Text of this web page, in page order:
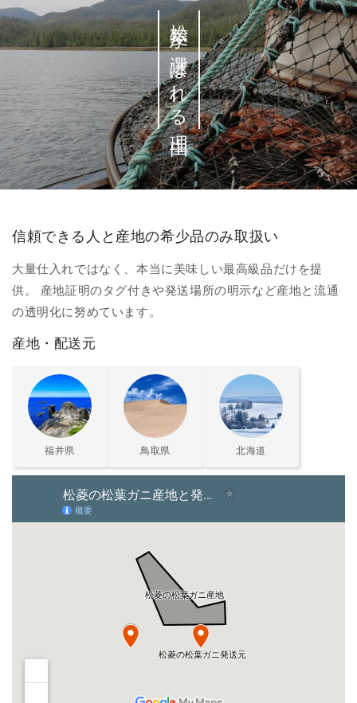
松菱が選ばれる理由
信頼できる人と産地の希少品のみ取扱い
大量仕入れではなく、本当に美味しい最高級品だけを提
供。 産地証明のタグ付きや発送場所の明示など産地と流通
の透明化に努めています。
産地・配送元
福井県 鳥取県 北海道